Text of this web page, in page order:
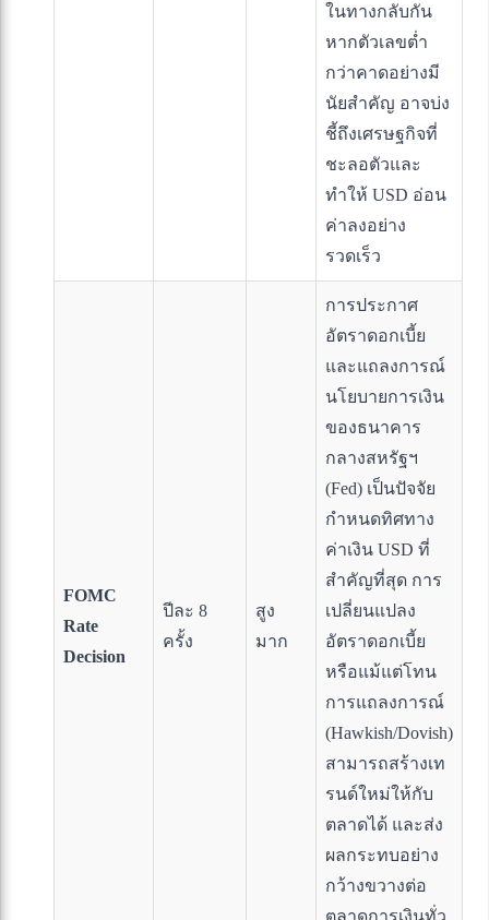
ในทางกลับกัน
หากตัวเลขต่ำ
กว่าคาดอย่างมี
นัยสำคัญ อาจบ่ง
ชี้ถึงเศรษฐกิจที่
ชะลอตัวและ
ทำให้ USD อ่อน
ค่าลงอย่าง
รวดเร็ว
FOMC
Rate
Decision
ปีละ 8
ครั้ง
สูง
มาก
การประกาศ
อัตราดอกเบี้ย
และแถลงการณ์
นโยบายการเงิน
ของธนาคาร
กลางสหรัฐฯ
(Fed) เป็นปัจจัย
กำหนดทิศทาง
ค่าเงิน USD ที่
สำคัญที่สุด การ
เปลี่ยนแปลง
อัตราดอกเบี้ย
หรือแม้แต่โทน
การแถลงการณ์
(Hawkish/Dovish)
สามารถสร้างเท
รนด์ใหม่ให้กับ
ตลาดได้ และส่ง
ผลกระทบอย่าง
กว้างขวางต่อ
ตลาดการเงินทั่ว